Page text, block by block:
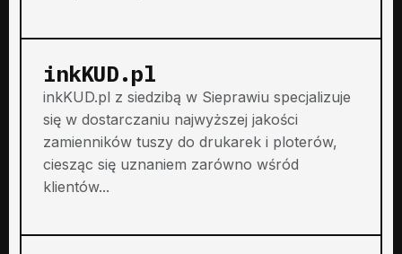
inkKUD.pl
inkKUD.pl z siedzibą w Sieprawiu specjalizuje
się w dostarczaniu najwyższej jakości
zamienników tuszy do drukarek i ploterów,
ciesząc się uznaniem zarówno wśród
klientów...